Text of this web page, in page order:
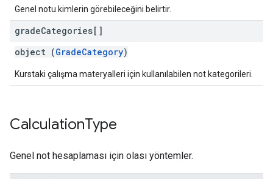
Genel notu kimlerin görebileceğini belirtir.
gradeCategories[]
object (GradeCategory)
Kurstaki çalışma materyalleri için kullanılabilen not kategorileri.
CalculationType
Genel not hesaplaması için olası yöntemler.